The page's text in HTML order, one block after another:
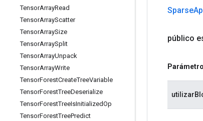
TensorArrayRead
TensorArrayScatter
TensorArraySize
TensorArraySplit
TensorArrayUnpack
TensorArrayWrite
TensorForestCreateTreeVariable
TensorForestTreeDeserialize
TensorForestTreeIsInitializedOp
TensorForestTreePredict
Sparse
público